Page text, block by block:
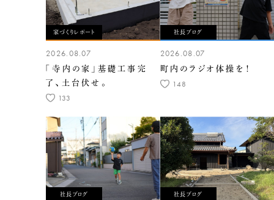
家づくりレポート
2026.08.07
「寺内の家」基礎工事完
了、土台伏せ。
133
社長ブログ
2026.08.07
町内のラジオ体操を！
148
社長ブログ 社長ブログ